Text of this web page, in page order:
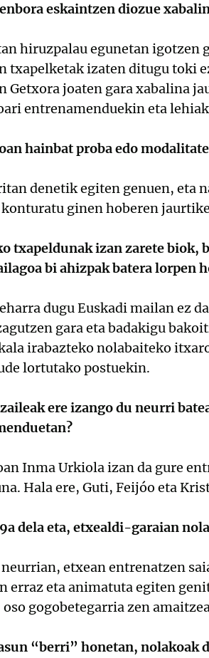
eskaintzen diozue
hiruzpalau egunetan igotzen
txapelketak izaten ditugu toki
Getxora joaten gara xabalina
entrenamenduekin eta
hainbat proba edo
denetik egiten genuen, eta
ginen hoberen
txapeldunak izan zarete biok,
bi ahizpak batera lorpen
dugu Euskadi mailan ez
gara eta badakigu
irabazteko nolabaiteko
lortutako postuekin.
ere izango du neurri
Inma Urkiola izan da gure
Hala ere, Guti, Feijóo eta
dela eta, etxealdi-garaian
etxean entrenatzen
erraz eta animatuta egiten
oso gogobetegarria zen
“berri” honetan, nolakoak